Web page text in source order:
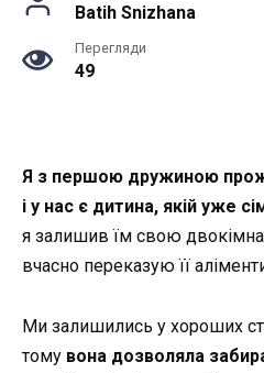
Batih Snizhana
Перегляди
49
Я з першою дружиною
і у нас є дитина, якій уже
я залишив їм свою
вчасно переказую її
Ми залишились у хороших
тому вона дозволяла